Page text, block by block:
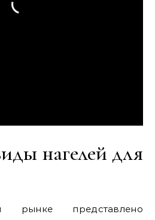
нагелей для
рынке представлено